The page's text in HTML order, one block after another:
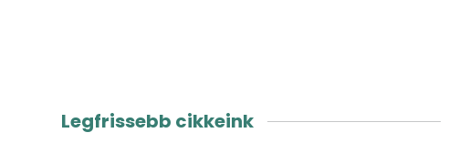
Legfrissebb cikkeink